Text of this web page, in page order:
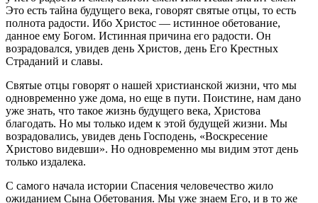
Это есть тайна будущего века, говорят святые отцы, то есть
полнота радости. Ибо Христос — истинное обетование,
данное ему Богом. Истинная причина его радости. Он
возрадовался, увидев день Христов, день Его Крестных
Страданий и славы.
Святые отцы говорят о нашей христианской жизни, что мы
одновременно уже дома, но еще в пути. Поистине, нам дано
уже знать, что такое жизнь будущего века, Христова
благодать. Но мы только идем к этой будущей жизни. Мы
возрадовались, увидев день Господень, «Воскресение
Христово видевши». Но одновременно мы видим этот день
только издалека.
С самого начала истории Спасения человечество жило
ожиданием Сына Обетования. Мы уже знаем Его, и в то же